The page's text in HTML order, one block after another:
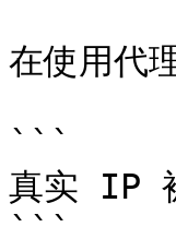
在使用代
```
真实 IP
```